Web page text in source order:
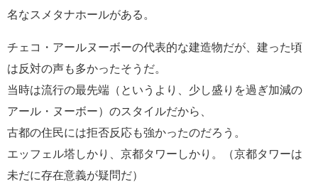
名なスメタナホールがある。
チェコ・アールヌーボーの代表的な建造物だが、建った頃
は反対の声も多かったそうだ。
当時は流行の最先端（というより、少し盛りを過ぎ加減の
アール・ヌーボー）のスタイルだから、
古都の住民には拒否反応も強かったのだろう。
エッフェル塔しかり、京都タワーしかり。（京都タワーは
未だに存在意義が疑問だ）